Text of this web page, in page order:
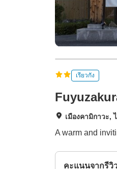
เรียวกัง
เมืองคามิกาวะ,
A warm and
คะแนนจากรีวิ